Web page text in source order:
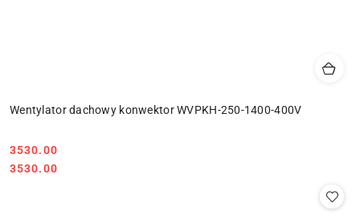
Wentylator dachowy konwektor WVPKH-250-1400-400V
Cena:
3530.00
Cena:
3530.00